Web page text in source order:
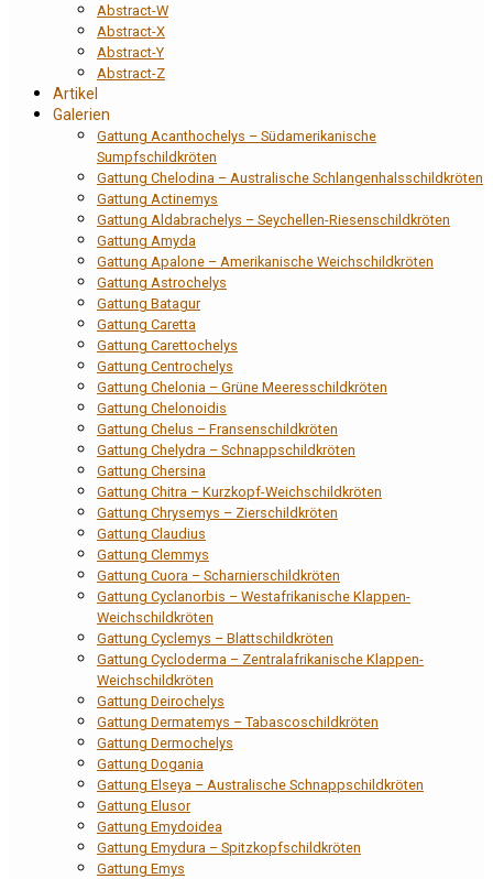
Abstract-W
Abstract-X
Abstract-Y
Abstract-Z
Artikel
Galerien
Gattung Acanthochelys – Südamerikanische
Sumpfschildkröten
Gattung Chelodina – Australische Schlangenhalsschildkröten
Gattung Actinemys
Gattung Aldabrachelys – Seychellen-Riesenschildkröten
Gattung Amyda
Gattung Apalone – Amerikanische Weichschildkröten
Gattung Astrochelys
Gattung Batagur
Gattung Caretta
Gattung Carettochelys
Gattung Centrochelys
Gattung Chelonia – Grüne Meeresschildkröten
Gattung Chelonoidis
Gattung Chelus – Fransenschildkröten
Gattung Chelydra – Schnappschildkröten
Gattung Chersina
Gattung Chitra – Kurzkopf-Weichschildkröten
Gattung Chrysemys – Zierschildkröten
Gattung Claudius
Gattung Clemmys
Gattung Cuora – Scharnierschildkröten
Gattung Cyclanorbis – Westafrikanische Klappen-
Weichschildkröten
Gattung Cyclemys – Blattschildkröten
Gattung Cycloderma – Zentralafrikanische Klappen-
Weichschildkröten
Gattung Deirochelys
Gattung Dermatemys – Tabascoschildkröten
Gattung Dermochelys
Gattung Dogania
Gattung Elseya – Australische Schnappschildkröten
Gattung Elusor
Gattung Emydoidea
Gattung Emydura – Spitzkopfschildkröten
Gattung Emys